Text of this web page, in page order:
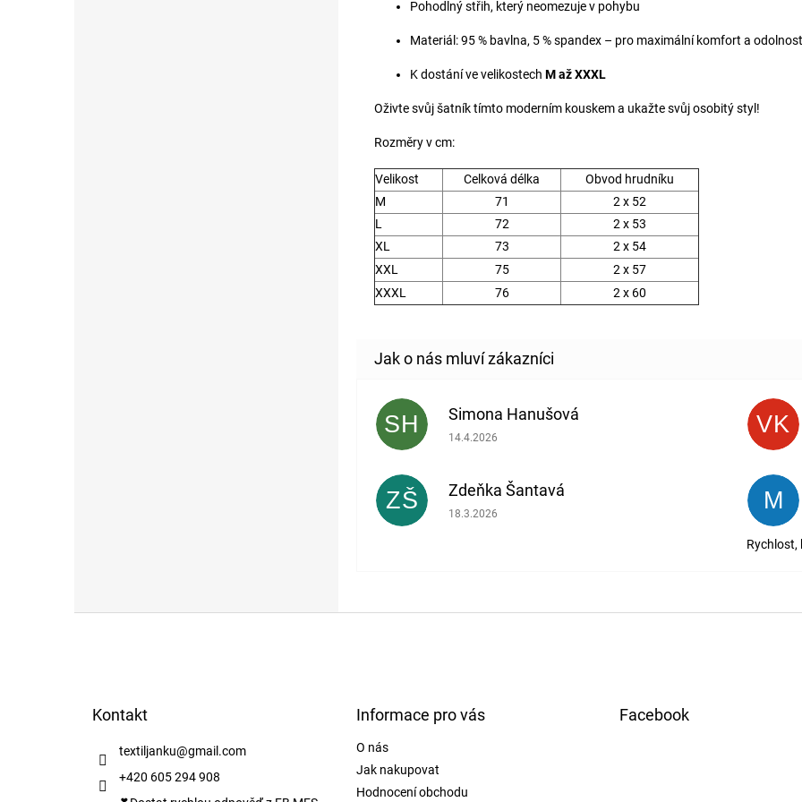
Pohodlný střih, který neomezuje v pohybu
Materiál: 95 % bavlna, 5 % spandex – pro maximální komfort a odolnost
K dostání ve velikostech M až XXXL
Oživte svůj šatník tímto moderním kouskem a ukažte svůj osobitý styl!
Rozměry v cm:
Velikost Celková délka
Obvod hrudníku
M
71
2 x 52
L
72
2 x 53
XL
73
2 x 54
XXL
75
2 x 57
XXXL
76 2 x 60
SH Simona Hanušová
Hodnocení obchodu je 5 z 5 hvězdiček.
14.4.2026 VK
ZŠ Zdeňka Šantavá
Hodnocení obchodu je 5 z 5 hvězdiček.
18.3.2026 M
Rychlost,
Kontakt
textiljanku@gmail.com
+420 605 294 908
Informace pro vás
O nás
Jak nakupovat
Hodnocení obchodu
Facebook